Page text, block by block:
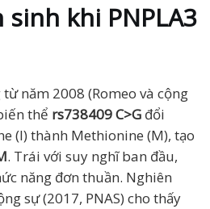
sinh khi PNPLA3
năm 2008 (Romeo và cộng
thể rs738409 C>G đổi
(I) thành Methionine (M), tạo
. Trái với suy nghĩ ban đầu,
năng đơn thuần. Nghiên
sự (2017, PNAS) cho thấy